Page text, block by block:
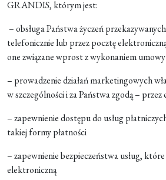
GRANDIS, którym jest:
– obsługa Państwa życzeń
telefonicznie lub przez pocztę
one związane wprost z wykonaniem umowy
– prowadzenie działań marketingowych
w szczególności i za Państwa zgodą –
– zapewnienie dostępu do usług
takiej formy płatności
– zapewnienie bezpieczeństwa usług,
elektroniczną